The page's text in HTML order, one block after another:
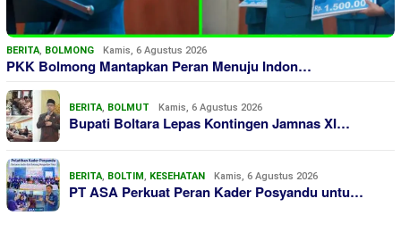
BERITA BOLMONG Kamis, 6 Agustus 2026
PKK Bolmong Mantapkan Peran Menuju Indon…
BERITA BOLMUT Kamis, 6 Agustus 2026
Bupati Boltara Lepas Kontingen Jamnas XI…
BERITA BOLTIM KESEHATAN Kamis, 6 Agustus 2026
PT ASA Perkuat Peran Kader Posyandu untu…